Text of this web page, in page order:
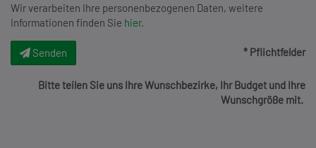
Wir verarbeiten Ihre personenbezogenen Daten, weitere
Informationen finden Sie hier.
Senden * Pflichtfelder
Bitte teilen Sie uns Ihre Wunschbezirke, Ihr Budget und Ihre
Wunschgröße mit.